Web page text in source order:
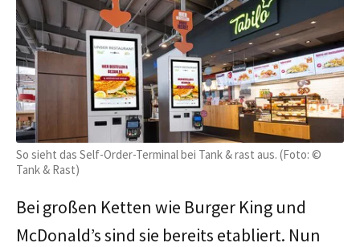
So sieht das Self-Order-Terminal bei Tank & rast aus. (Foto: ©
Tank & Rast)
Bei großen Ketten wie Burger King und
McDonald’s sind sie bereits etabliert. Nun